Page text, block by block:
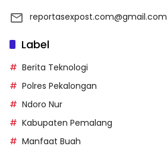
reportasexpost.com@gmail.com
Label
Berita Teknologi
Polres Pekalongan
Ndoro Nur
Kabupaten Pemalang
Manfaat Buah